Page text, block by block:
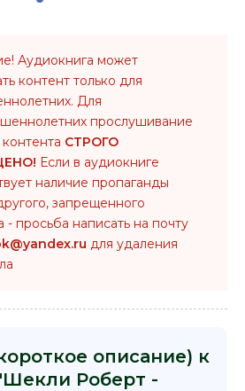
Аудиокнига может
контент только для
Для
прослушивание
СТРОГО
Если в аудиокниге
наличие пропаганды
запрещенного
- просьба написать на почту
для удаления
описание) к
Роберт -